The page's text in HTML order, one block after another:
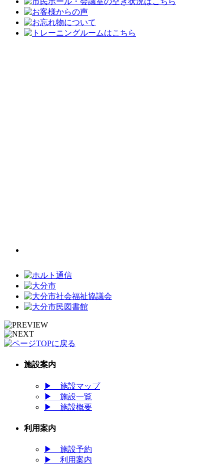
施設案内
▶ 施設マップ
▶ 施設一覧
▶ 施設概要
利用案内
▶ 施設予約
▶ 利用案内